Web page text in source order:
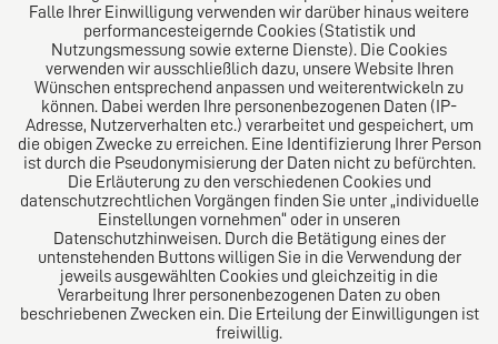
Folgen Sie uns auf
Das europäische Kanzlei-Netzwerk
Falle Ihrer Einwilligung verwenden wir darüber hinaus weitere
performancesteigernde Cookies (Statistik und
Nutzungsmessung sowie externe Dienste). Die Cookies
verwenden wir ausschließlich dazu, unsere Website Ihren
Wünschen entsprechend anpassen und weiterentwickeln zu
können. Dabei werden Ihre personenbezogenen Daten (IP-
Adresse, Nutzerverhalten etc.) verarbeitet und gespeichert, um
die obigen Zwecke zu erreichen. Eine Identifizierung Ihrer Person
ist durch die Pseudonymisierung der Daten nicht zu befürchten.
Die Erläuterung zu den verschiedenen Cookies und
datenschutzrechtlichen Vorgängen finden Sie unter „individuelle
Einstellungen vornehmen“ oder in unseren
Datenschutzhinweisen. Durch die Betätigung eines der
untenstehenden Buttons willigen Sie in die Verwendung der
jeweils ausgewählten Cookies und gleichzeitig in die
Verarbeitung Ihrer personenbezogenen Daten zu oben
beschriebenen Zwecken ein. Die Erteilung der Einwilligungen ist
freiwillig.